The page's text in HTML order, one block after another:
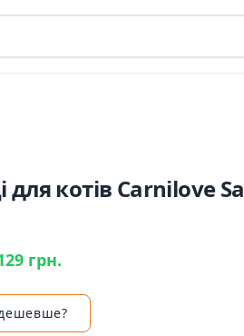
для котів Carnilove
грн.